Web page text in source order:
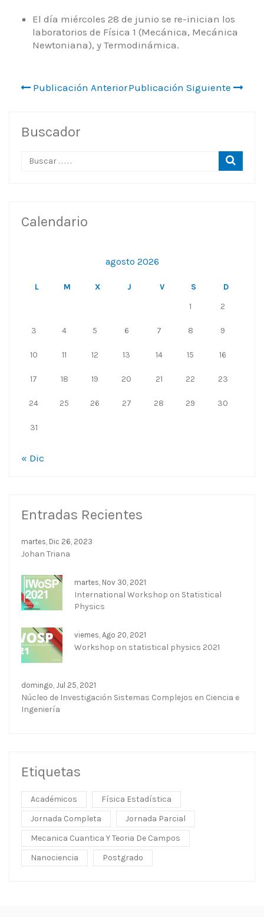
El día miércoles 28 de junio se re-inician los
laboratorios de Física 1 (Mecánica, Mecánica
Newtoniana), y Termodinámica.
Publicación AnteriorPublicación Siguiente
Buscador
Calendario
agosto 2026
L M X J V S
D
1
2
3 4 5 6 7 8 9
10 11 12 13 14 15 16
17 18 19 20 21 22 23
24 25 26 27 28 29 30
31
« Dic
Entradas Recientes
martes, Dic 26, 2023
Johan Triana
martes, Nov 30, 2021
International Workshop on Statistical
Physics
viernes, Ago 20, 2021
Workshop on statistical physics 2021
domingo, Jul 25, 2021
Núcleo de Investigación Sistemas Complejos en Ciencia e
Ingeniería
Etiquetas
Académicos
Física Estadística
Jornada Completa
Jornada Parcial
Mecanica Cuantica Y Teoria De Campos
Nanociencia
Postgrado